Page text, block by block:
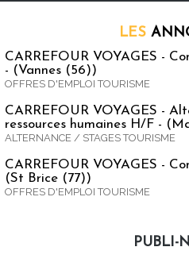
LES
CARREFOUR VOYAGES -
- (Vannes (56))
OFFRES D'EMPLOI TOURISME
CARREFOUR VOYAGES -
ressources humaines H/F -
ALTERNANCE / STAGES TOURISME
CARREFOUR VOYAGES -
(St Brice (77))
OFFRES D'EMPLOI TOURISME
PUBLI-